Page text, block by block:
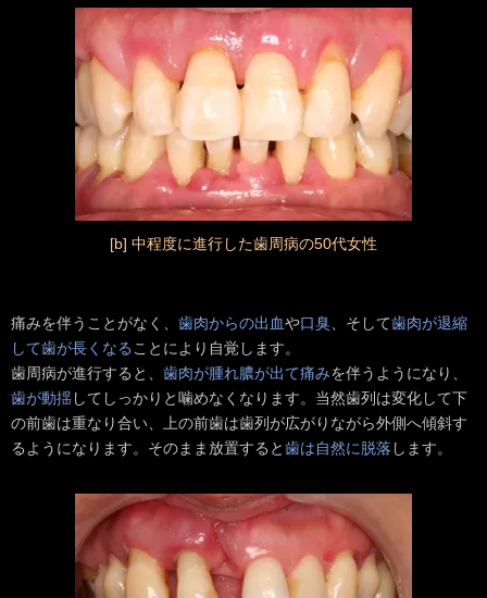
[b] 中程度に進行した歯周病の50代女性
痛みを伴うことがなく、 歯肉からの出血や口臭 、そして歯肉が退縮
して歯が長くなることにより自覚します。
歯周病が進行すると、 歯肉が腫れ膿が出て痛みを伴うようになり、
歯が動揺してしっかりと噛めなくなります。当然歯列は変化して下
の前歯は重なり合い、上の前歯は歯列が広がりながら外側へ傾斜す
るようになります。そのまま放置すると歯は自然に脱落 します。